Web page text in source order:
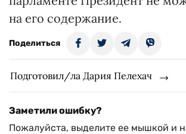
на его содержание.
Поделиться
Подготовил/ла Дария Пелехач
Заметили ошибку?
Пожалуйста, выделите ее мышкой и